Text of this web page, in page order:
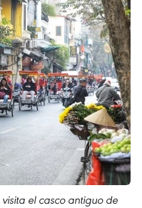
el casco antiguo de